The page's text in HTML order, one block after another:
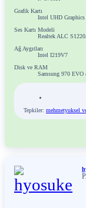
Grafik Kartı
Intel UHD
Ses Kartı Modeli
Realtek ALC
Ağ Aygıtları
Intel I219V7
Disk ve RAM
Samsung 970
Tepkiler: mehmetyuksel